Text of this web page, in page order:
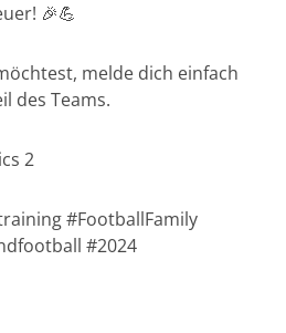
🎉💪
melde dich einfach
des Teams.
2
#FootballFamily
#2024